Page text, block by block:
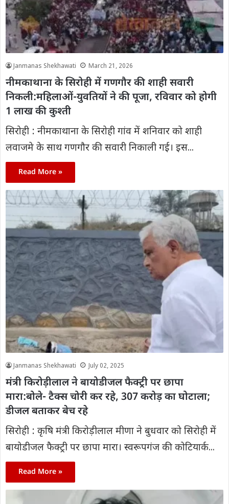
Janmanas Shekhawati March 21, 2026
नीमकाथाना के सिरोही में गणगौर की शाही सवारी
निकली:महिलाओं-युवतियों ने की पूजा, रविवार को होगी
1 लाख की कुश्ती
सिरोही : नीमकाथाना के सिरोही गांव में शनिवार को शाही
लवाजमे के साथ गणगौर की सवारी निकाली गई। इस...
Read More »
Janmanas Shekhawati July 02, 2025
मंत्री किरोड़ीलाल ने बायोडीजल फैक्ट्री पर छापा
मारा:बोले- टैक्स चोरी कर रहे, 307 करोड़ का घोटाला;
डीजल बताकर बेच रहे
सिरोही : कृषि मंत्री किरोड़ीलाल मीणा ने बुधवार को सिरोही में
बायोडीजल फैक्ट्री पर छापा मारा। स्वरूपगंज की कोटियार्क...
Read More »